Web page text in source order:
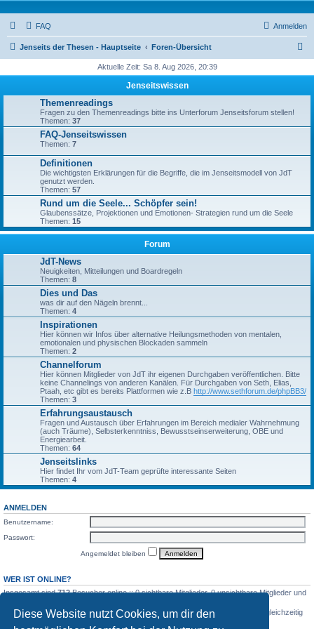
Diese Website nutzt Cookies, um dir den
FAQ Anmelden
Jenseits der Thesen - Hauptseite Foren-Übersicht
h
Aktuelle Zeit: Sa 8. Aug 2026, 20:39
Jenseitswissen
Themenreadings
Fragen zu den Themenreadings bitte ins Unterforum Jenseitsforum stellen!
Themen: 37
FAQ-Jenseitswissen
Themen: 7
Definitionen
Die wichtigsten Erklärungen für die Begriffe, die im Jenseitsmodell von JdT
genutzt werden.
Themen: 57
Rund um die Seele... Schöpfer sein!
Glaubenssätze, Projektionen und Emotionen- Strategien rund um die Seele
Themen: 15
Forum
JdT-News
Neuigkeiten, Mitteilungen und Boardregeln
Themen: 8
Dies und Das
was dir auf den Nägeln brennt...
Themen: 4
Inspirationen
Hier können wir Infos über alternative Heilungsmethoden von mentalen,
emotionalen und physischen Blockaden sammeln
Themen: 2
Channelforum
Hier können Mitglieder von JdT ihr eigenen Durchgaben veröffentlichen. Bitte
keine Channelings von anderen Kanälen. Für Durchgaben von Seth, Elias,
Ptaah, etc gibt es bereits Plattformen wie z.B http://www.sethforum.de/phpBB3/
Themen: 3
Erfahrungsaustausch
Fragen und Austausch über Erfahrungen im Bereich medialer Wahrnehmung
(auch Träume), Selbsterkenntniss, Bewusstseinserweiterung, OBE und
Energiearbeit.
Themen: 64
Jenseitslinks
Hier findet Ihr vom JdT-Team geprüfte interessante Seiten
Themen: 4
ANMELDEN
Benutzername:
Passwort:
Angemeldet bleiben
WER IST ONLINE?
Insgesamt sind712Besucher online :: 0 sichtbare Mitglieder, 0 unsichtbare Mitglieder und
Der Besucherrekord liegt bei2107Besuchern, die am Mo 3. Aug 2026, 06:30 gleichzeitig